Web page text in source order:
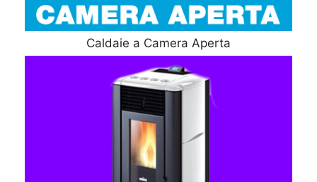
Caldaie a Camera Aperta